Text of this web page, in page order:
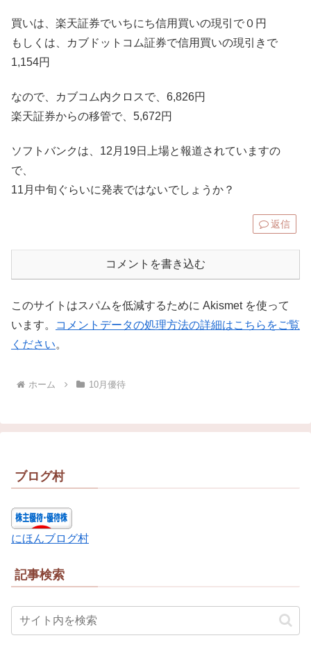
買いは、楽天証券でいちにち信用買いの現引で０円
もしくは、カブドットコム証券で信用買いの現引きで
1,154円
なので、カブコム内クロスで、6,826円
楽天証券からの移管で、5,672円
ソフトバンクは、12月19日上場と報道されていますの
で、
11月中旬ぐらいに発表ではないでしょうか？
返信
コメントを書き込む
このサイトはスパムを低減するために Akismet を使って
います。
コメントデータの処理方法の詳細はこちらをご覧
ください。
ホーム 10月優待
ブログ村
にほんブログ村
記事検索